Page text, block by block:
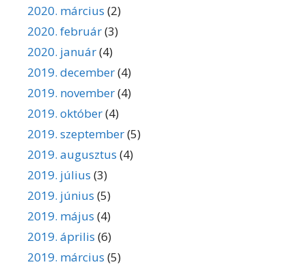
2020. március (2)
2020. február(3)
2020. január(4)
2019. december(4)
2019. november(4)
2019. október(4)
2019. szeptember(5)
2019. augusztus (4)
2019. július (3)
2019. június (5)
2019. május (4)
2019. április (6)
2019. március (5)